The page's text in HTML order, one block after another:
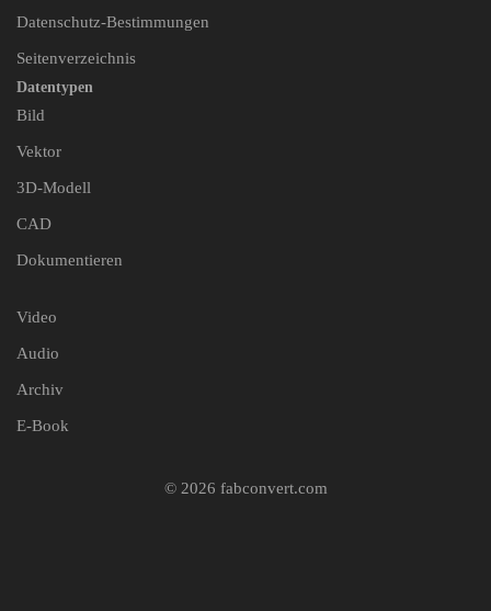
Datenschutz-Bestimmungen
Seitenverzeichnis
Datentypen
Bild
Vektor
3D-Modell
CAD
Dokumentieren
Video
Audio
Archiv
E-Book
© 2026 fabconvert.com